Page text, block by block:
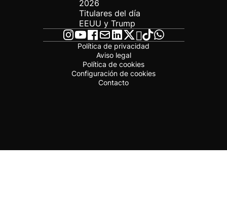
2026
Titulares del día
EEUU y Trump
Política de privacidad
Aviso legal
Política de cookies
Configuración de cookies
Contacto